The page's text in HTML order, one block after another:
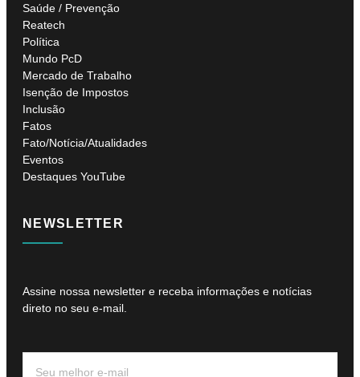
Saúde / Prevenção
Reatech
Política
Mundo PcD
Mercado de Trabalho
Isenção de Impostos
Inclusão
Fatos
Fato/Notícia/Atualidades
Eventos
Destaques YouTube
NEWSLETTER
Assine nossa newsletter e receba informações e notícias
direto no seu e-mail.